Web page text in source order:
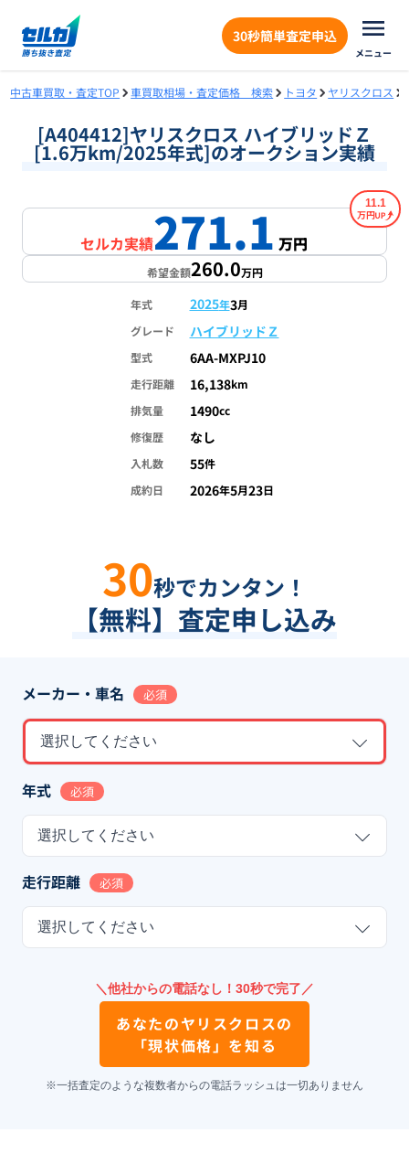
30秒簡単査定申込
メニュー
中古車買取・査定TOP 車買取相場・査定価格 検索 トヨタ ヤリスクロス
[A404412]ヤリスクロス ハイブリッドＺ
[1.6万km/2025年式]のオークション実績
セルカ実績271.1万円
11.1
万円
希望金額260.0万円
年式 2025年3月
グレード
ハイブリッドＺ
型式 6AA-MXPJ10
走行距離 16,138km
排気量
1490cc
修復歴
なし
入札数 55件
成約日
2026年5月23日
30秒でカンタン！
【無料】査定申し込み
メーカー・車名 必須
選択してください
年式 必須
選択してください
走行距離 必須
選択してください
＼他社からの電話なし！30秒で完了／
あなたのヤリスクロスの
「現状価格」を知る
※一括査定のような複数者からの電話ラッシュは一切ありません